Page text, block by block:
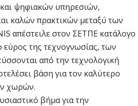
και ψηφιακών υπηρεσιών,
καλών πρακτικών μεταξύ των
απέστειλε στον ΣΕΤΠΕ κατάλογο
της τεχνογνωσίας, των
από την τεχνολογική
βάση για τον καλύτερο
χωρών.
βήμα για την